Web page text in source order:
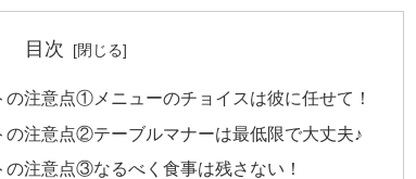
目次
注意点①メニューのチョイスは彼に任せて！
の注意点②テーブルマナーは最低限で大丈夫♪
注意点③なるべく食事は残さない！